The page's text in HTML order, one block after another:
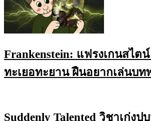
Frankenstein: แฟรงเกนสไต
ทะเยอทะยาน ฝืนอยากเล่นบท
Suddenly Talented วิชาเก่งปุ